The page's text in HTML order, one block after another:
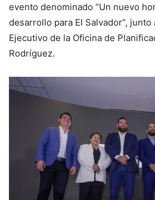
evento denominado “Un nuevo
desarrollo para El Salvador”,
Ejecutivo de la Oficina de
Rodríguez.